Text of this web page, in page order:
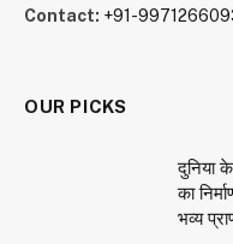
Contact: +91-
OUR PICKS
दुनिया
का
भव्य